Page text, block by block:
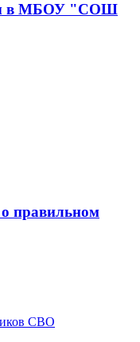
в МБОУ "СОШ
правильном